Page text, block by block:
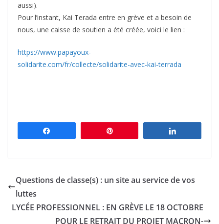
aussi).
Pour l’instant, Kai Terada entre en grève et a besoin de
nous, une caisse de soutien a été créée, voici le lien :
https://www.papayoux-
solidarite.com/fr/collecte/solidarite-avec-kai-terrada
Questions de classe(s) : un site au service de vos
luttes
LYCÉE PROFESSIONNEL : EN GRÈVE LE 18 OCTOBRE
POUR LE RETRAIT DU PROJET MACRON-